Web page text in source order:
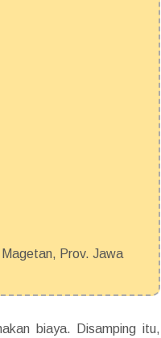
Prov. Jawa
biaya. Disamping itu,